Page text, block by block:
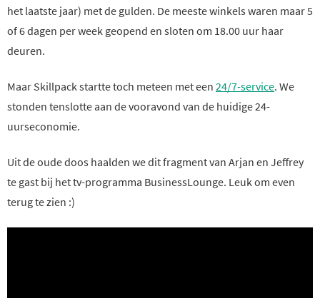
het laatste jaar) met de gulden. De meeste winkels waren maar 5
of 6 dagen per week geopend en sloten om 18.00 uur haar
deuren.
Maar Skillpack startte toch meteen met een 24/7-service. We
stonden tenslotte aan de vooravond van de huidige 24-
uurseconomie.
Uit de oude doos haalden we dit fragment van Arjan en Jeffrey
te gast bij het tv-programma BusinessLounge. Leuk om even
terug te zien :)